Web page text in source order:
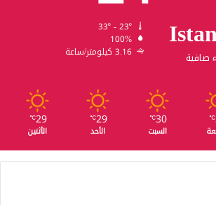
صافية
100%
3.16 كيلومتر/ساعة
℃
30
℃
السبت
29
℃
الأحد
29
℃
الأثنين